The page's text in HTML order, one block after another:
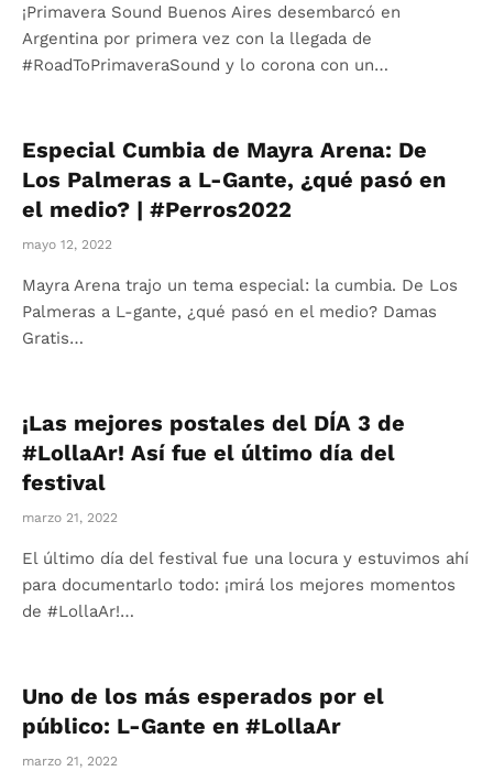
¡Primavera Sound Buenos Aires desembarcó en
Argentina por primera vez con la llegada de
#RoadToPrimaveraSound y lo corona con un…
Especial Cumbia de Mayra Arena: De
Los Palmeras a L-Gante, ¿qué pasó en
el medio? | #Perros2022
mayo 12, 2022
Mayra Arena trajo un tema especial: la cumbia. De Los
Palmeras a L-gante, ¿qué pasó en el medio? Damas
Gratis…
¡Las mejores postales del DÍA 3 de
#LollaAr! Así fue el último día del
festival
marzo 21, 2022
El último día del festival fue una locura y estuvimos ahí
para documentarlo todo: ¡mirá los mejores momentos
de #LollaAr!…
Uno de los más esperados por el
público: L-Gante en #LollaAr
marzo 21, 2022